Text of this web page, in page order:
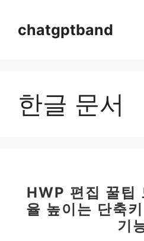
chatgptband
한글 문서
HWP 편집 꿀팁
율 높이는 단축
기